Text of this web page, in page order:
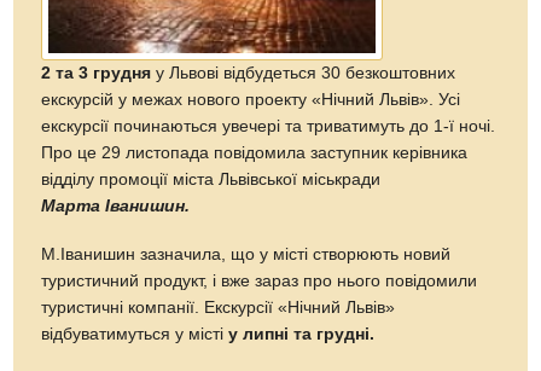
2 та 3 грудня у Львові відбудеться 30 безкоштовних
екскурсій у межах нового проекту «Нічний Львів». Усі
екскурсії починаються увечері та триватимуть до 1-ї ночі.
Про це 29 листопада повідомила заступник керівника
відділу промоції міста Львівської міськради
Марта Іванишин.
М.Іванишин зазначила, що у місті створюють новий
туристичний продукт, і вже зараз про нього повідомили
туристичні компанії. Екскурсії «Нічний Львів»
відбуватимуться у містіу липні та грудні.